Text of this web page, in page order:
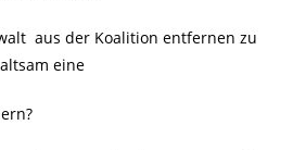
aus der Koalition entfernen zu
eine